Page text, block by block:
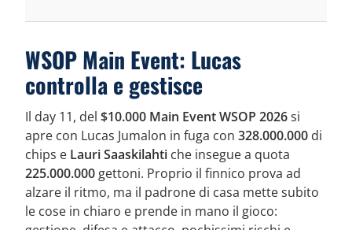
WSOP Main Event: Lucas
controlla e gestisce
Il day 11, del $10.000 Main Event WSOP 2026si
apre con Lucas Jumalon in fuga con 328.000.000 di
chips e Lauri Saaskilahti che insegue a quota
225.000.000 gettoni. Proprio il finnico prova ad
alzare il ritmo, ma il padrone di casa mette subito
le cose in chiaro e prende in mano il gioco: